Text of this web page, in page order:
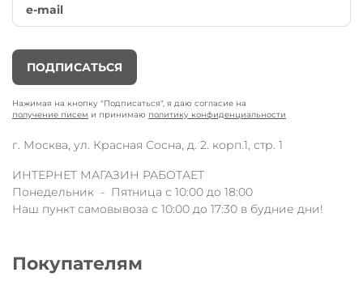
ПОДПИСАТЬСЯ
Нажимая на кнопку "Подписаться", я даю согласие на
получение писем и принимаю политику конфиденциальности
г. Москва, ул. Красная Сосна, д. 2. корп.1, стр. 1
ИНТЕРНЕТ МАГАЗИН РАБОТАЕТ
Понедельник - Пятница с 10:00 до 18:00
Наш пункт самовывоза с 10:00 до 17:30 в будние дни!
Покупателям